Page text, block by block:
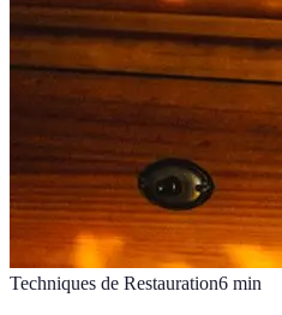
Techniques de Restauration6 min